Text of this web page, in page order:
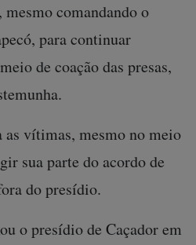
mesmo comandando o
para continuar
de coação das presas,
vítimas, mesmo no meio
sua parte do acordo de
do presídio.
o presídio de Caçador em